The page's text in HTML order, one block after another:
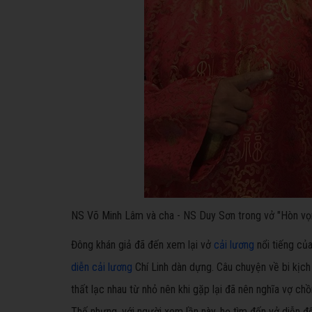
NS Võ Minh Lâm và cha - NS Duy Sơn trong vở "Hòn
Đông khán giả đã đến xem lại vở cải lương nổi tiếng
diễn cải lương Chí Linh dàn dựng. Câu chuyện về bi
thất lạc nhau từ nhỏ nên khi gặp lại đã nên nghĩa vợ